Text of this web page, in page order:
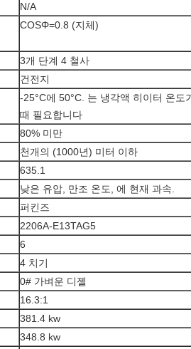
N/A
COSΦ=0.8 (지체)
3개 단계 4 철사
건전지
-25°C에 50°C. 는 냉각액 히이터 온도
때 필요합니다
80% 미만
천개의 (1000년) 미터 이하
635.1
낮은 유압, 만조 온도, 에 현재 과속.
퍼킨즈
2206A-E13TAG5
6
4 치기
0# 가벼운 디젤
16.3:1
381.4 kw
348.8 kw